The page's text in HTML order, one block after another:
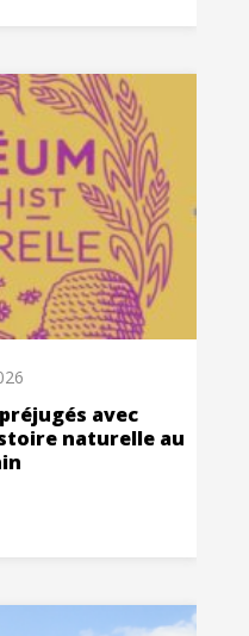
avec
naturelle au